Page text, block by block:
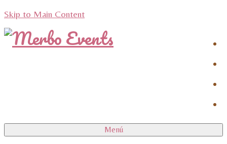
Skip to Main Content
Menú